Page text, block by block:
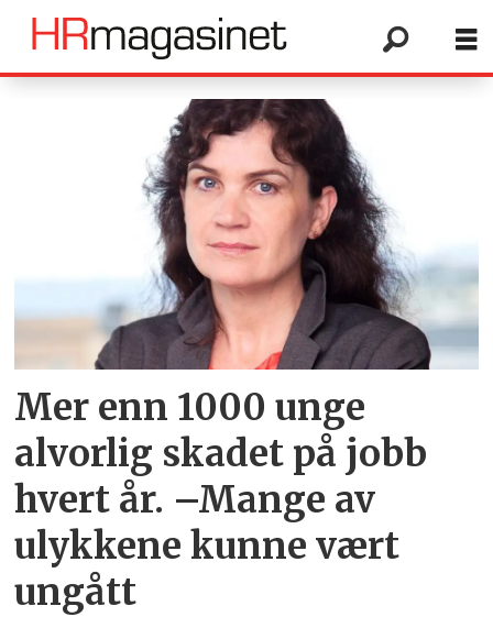
borghild
Mer enn 1000 unge
alvorlig skadet på jobb
hvert år. –Mange av
ulykkene kunne vært
ungått